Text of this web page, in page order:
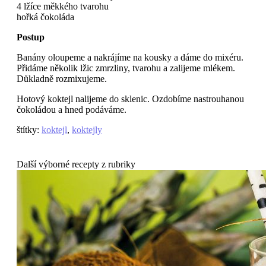
4 lžíce měkkého tvarohu
hořká čokoláda
Postup
Banány oloupeme a nakrájíme na kousky a dáme do mixéru.
Přidáme několik lžic zmrzliny, tvarohu a zalijeme mlékem.
Důkladně rozmixujeme.
Hotový koktejl nalijeme do sklenic. Ozdobíme nastrouhanou
čokoládou a hned podáváme.
štítky: koktejl, koktejly
Další výborné recepty z rubriky